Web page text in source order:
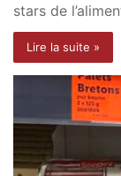
stars de
Lire la suite »